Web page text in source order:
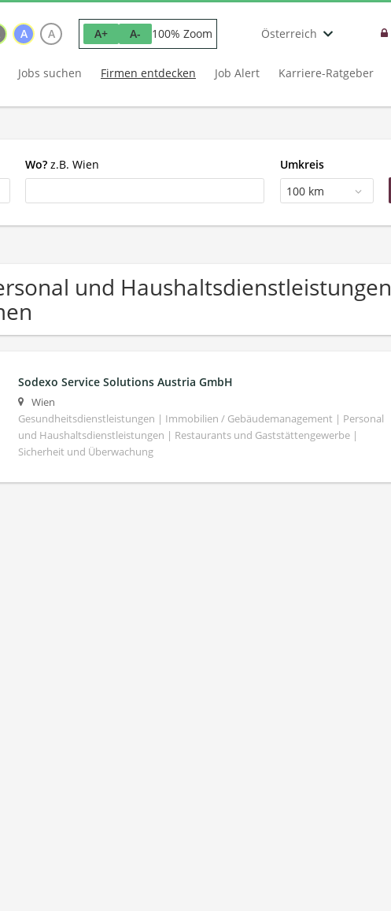
A A A+ A- 100% Zoom Österreich
Jobs suchen Firmen entdecken Job Alert Karriere-Ratgeber
Wo? z.B. Wien
Umkreis
100 km
und Haushaltsdienstleistungen
Sodexo Service Solutions Austria GmbH
Wien
Gesundheitsdienstleistungen | Immobilien / Gebäudemanagement | Personal
und Haushaltsdienstleistungen | Restaurants und Gaststättengewerbe |
Sicherheit und Überwachung